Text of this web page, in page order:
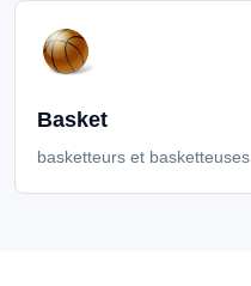
Basket
basketteurs et basketteuses